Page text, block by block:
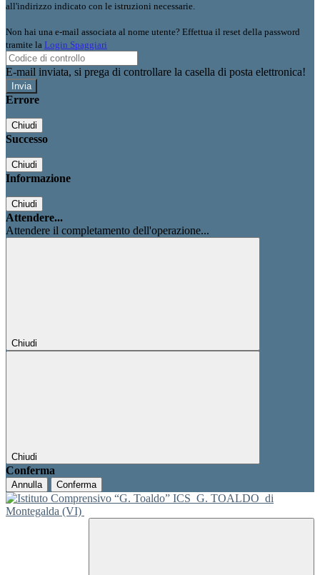
all'indirizzo indicato con le istruzioni necessarie.
Non hai una e-mail associata al nome utente? Effettua il reset della password
tramite la Login Spaggiari
E-mail inviata, si prega di controllare la casella di posta elettronica!
Errore
Chiudi
Successo
Chiudi
Informazione
Chiudi
Attendere...
Attendere il completamento dell'operazione...
Chiudi
Chiudi
Conferma
Annulla Conferma
ICS G. TOALDO di
Montegalda (VI)